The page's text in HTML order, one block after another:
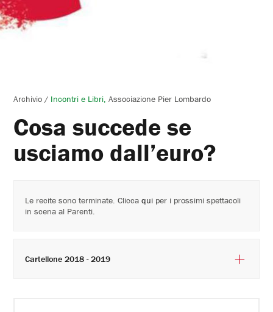
Archivio / Incontri e Libri Associazione Pier Lombardo
Cosa succede se
usciamo dall’euro?
Le recite sono terminate. Cliccaqui per i prossimi spettacoli
in scena al Parenti.
Cartellone 2018 - 2019